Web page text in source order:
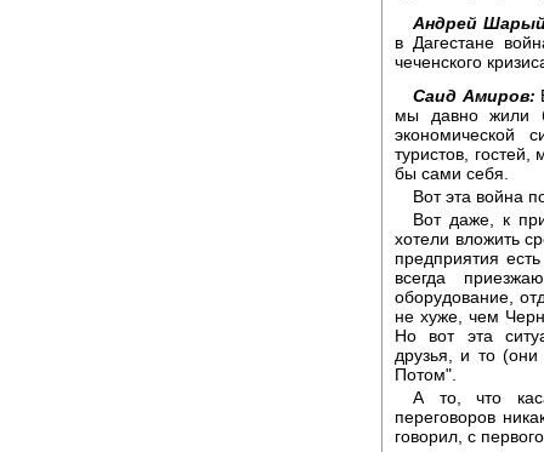
Андрей
в Дагестане
чеченского
Саид Амиров:
мы давно жили
экономической
туристов,
бы сами себя.
Вот эта война
Вот даже, к
хотели вложить
предприятия
всегда
оборудование,
не хуже, чем
Но вот эта
друзья, и то
Потом".
А то, что
переговоров
говорил, с